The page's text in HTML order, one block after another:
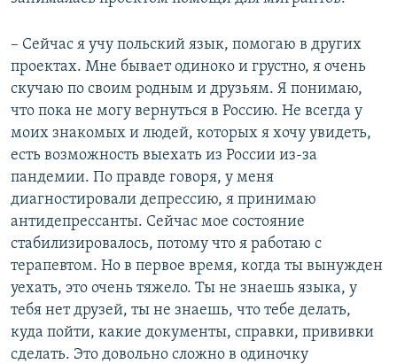
– Сейчас я учу польский язык, помогаю в других
проектах. Мне бывает одиноко и грустно, я очень
скучаю по своим родным и друзьям. Я понимаю,
что пока не могу вернуться в Россию. Не всегда у
моих знакомых и людей, которых я хочу увидеть,
есть возможность выехать из России из-за
пандемии. По правде говоря, у меня
диагностировали депрессию, я принимаю
антидепрессанты. Сейчас мое состояние
стабилизировалось, потому что я работаю с
терапевтом. Но в первое время, когда ты вынужден
уехать, это очень тяжело. Ты не знаешь языка, у
тебя нет друзей, ты не знаешь, что тебе делать,
куда пойти, какие документы, справки, прививки
сделать. Это довольно сложно в одиночку